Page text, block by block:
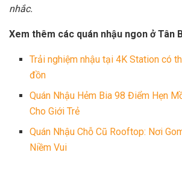
nhắc.
Xem thêm các quán nhậu ngon ở Tân
Trải nghiệm nhậu tại 4K Station có
đồn
Quán Nhậu Hẻm Bia 98 Điểm Hẹn
Cho Giới Trẻ
Quán Nhậu Chỗ Cũ Rooftop: Nơi
Niềm Vui